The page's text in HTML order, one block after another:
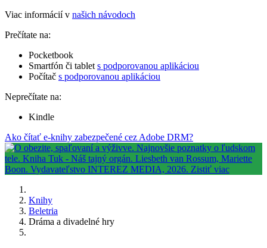
Viac informácií v našich návodoch
Prečítate na:
Pocketbook
Smartfón či tablet s podporovanou aplikáciou
Počítač s podporovanou aplikáciou
Neprečítate na:
Kindle
Ako čítať e-knihy zabezpečené cez Adobe DRM?
Knihy
Beletria
Dráma a divadelné hry